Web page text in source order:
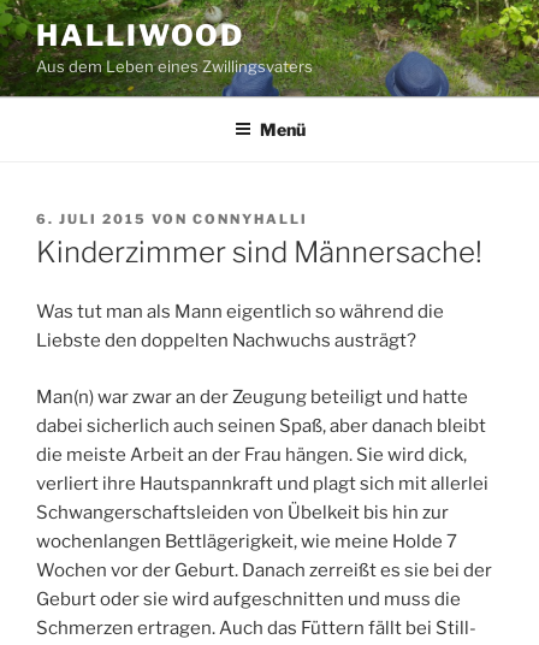
Zum
Inhalt
springen
HALLIWOOD
Aus dem Leben eines Zwillingsvaters
Menü
VERÖFFENTLICHT
AM
6. JULI 2015 VON CONNYHALLI
Kinderzimmer sind Männersache!
Was tut man als Mann eigentlich so während die
Liebste den doppelten Nachwuchs austrägt?
Man(n) war zwar an der Zeugung beteiligt und hatte
dabei sicherlich auch seinen Spaß, aber danach bleibt
die meiste Arbeit an der Frau hängen. Sie wird dick,
verliert ihre Hautspannkraft und plagt sich mit allerlei
Schwangerschaftsleiden von Übelkeit bis hin zur
wochenlangen Bettlägerigkeit, wie meine Holde 7
Wochen vor der Geburt. Danach zerreißt es sie bei der
Geburt oder sie wird aufgeschnitten und muss die
Schmerzen ertragen. Auch das Füttern fällt bei Still-